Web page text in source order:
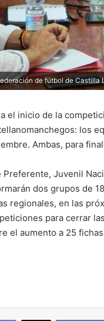
de fútbol de Castilla
el inicio de la
los
Ambas, para
Preferente, Juvenil
dos grupos de
regionales, en las
para cerrar
el aumento a 25